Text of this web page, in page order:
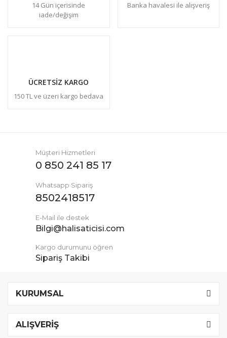
14 Gün içerisinde
iade/değişim
Banka havalesi ile alışveriş
ÜCRETSİZ KARGO
150 TL ve üzeri kargo bedava
Müşteri Hizmetleri
0 850 241 85 17
Whatsapp Sipariş
8502418517
E-Mail ile destek
Bilgi@halisaticisi.com
Kargo durumunu öğren
Sipariş Takibi
KURUMSAL
ALIŞVERİŞ